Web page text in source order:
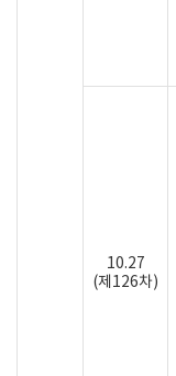
10.27
(제126차)